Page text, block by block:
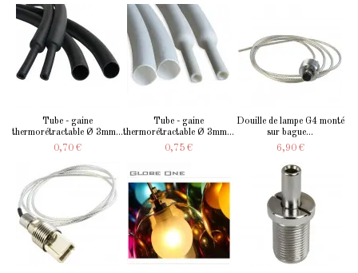
Tube - gaine
thermorétractable Ø 3mm...
0,70 €
Tube - gaine
thermorétractable Ø 3mm...
0,75 €
Douille de lampe G4 monté
sur bague...
6,90 €